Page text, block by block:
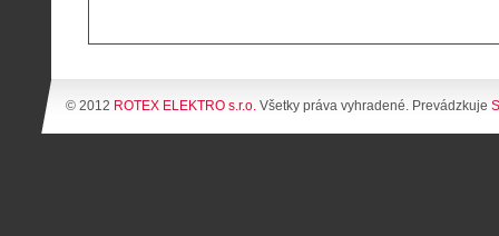
© 2012 ROTEX ELEKTRO s.r.o. Všetky práva vyhradené. Prevádzkuje